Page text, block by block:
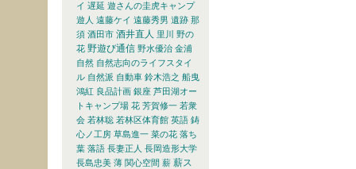
イ 遅延 遊さんの圭虎キャンプ
遊人 遠藤ケイ 遠藤秀男 遺跡 那
須 酒田市 酒井直人 里川 野の
花 野遊び通信 野水優治 金浦
自然 自然志向のライフスタイ
ル 自然派 自動車 鈴木浩之 船曳
鴻紅 良品計画 銀座 芦田湖オー
トキャンプ場 花 芳賀修一 若衆
会 若林聡 若林区体育館 英語 鋳
心ノ工房 草島進一 菜の花 落ち
葉 落語 長妻正人 長岡造形大学
長島忠美 薄 関心空間 薪 薪ス